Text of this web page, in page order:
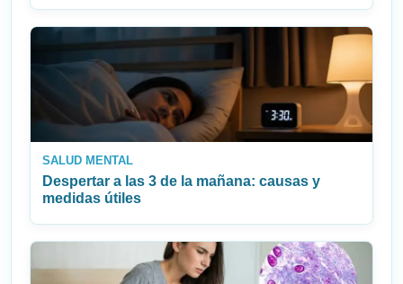
SALUD MENTAL
Despertar a las 3 de la mañana: causas y
medidas útiles